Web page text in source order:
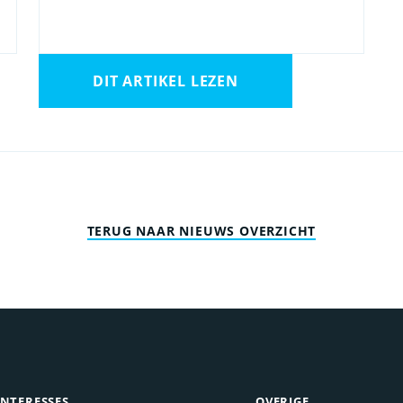
DIT ARTIKEL LEZEN
TERUG NAAR NIEUWS OVERZICHT